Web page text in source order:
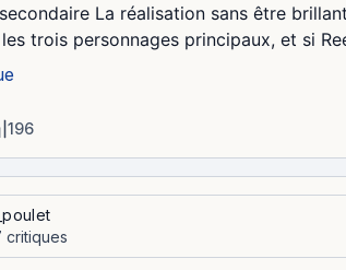
La réalisation sans être
trois personnages principaux, et si
196
critiques